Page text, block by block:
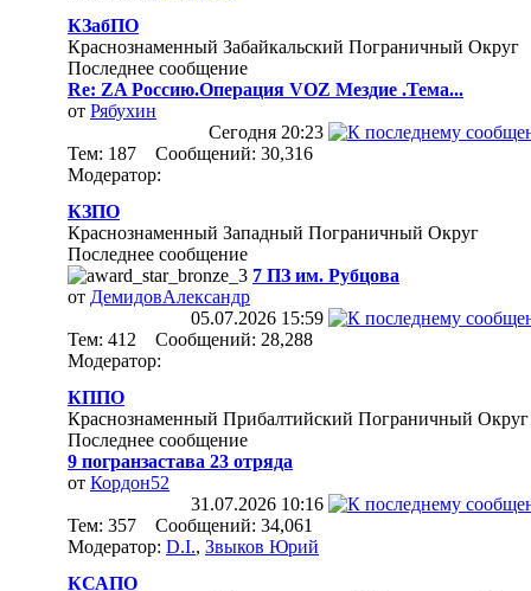
КЗабПО
Краснознаменный Забайкальский Пограничный Округ
Последнее сообщение
Re: ZA Россию.Операция VOZ Мездие .Тема...
от Рябухин
Сегодня 20:23
Тем: 187 Сообщений: 30,316
Модератор:
КЗПО
Краснознаменный Западный Пограничный Округ
Последнее сообщение
7 ПЗ им. Рубцова
от ДемидовАлександр
05.07.2026 15:59
Тем: 412 Сообщений: 28,288
Модератор:
КППО
Краснознаменный Прибалтийский Пограничный Округ
Последнее сообщение
9 погранзастава 23 отряда
от Кордон52
31.07.2026 10:16
Тем: 357 Сообщений: 34,061
Модератор: D.I., Звыков Юрий
КСАПО